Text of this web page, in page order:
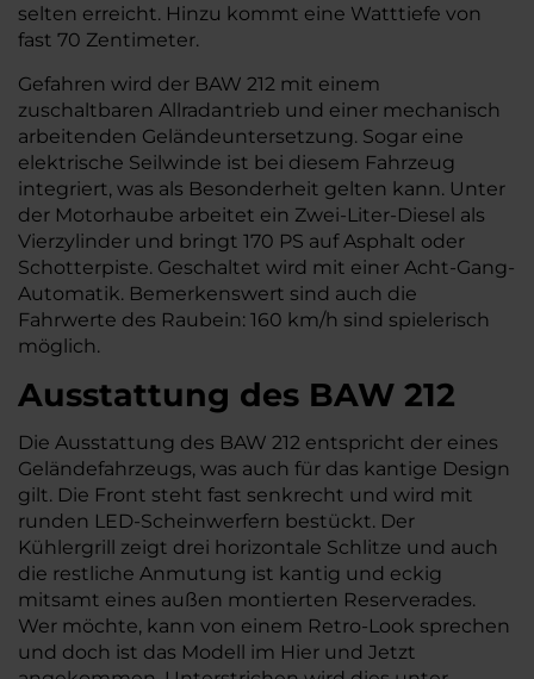
selten erreicht. Hinzu kommt eine Watttiefe von
fast 70 Zentimeter.
Gefahren wird der BAW 212 mit einem
zuschaltbaren Allradantrieb und einer mechanisch
arbeitenden Geländeuntersetzung. Sogar eine
elektrische Seilwinde ist bei diesem Fahrzeug
integriert, was als Besonderheit gelten kann. Unter
der Motorhaube arbeitet ein Zwei-Liter-Diesel als
Vierzylinder und bringt 170 PS auf Asphalt oder
Schotterpiste. Geschaltet wird mit einer Acht-Gang-
Automatik. Bemerkenswert sind auch die
Fahrwerte des Raubein: 160 km/h sind spielerisch
möglich.
Ausstattung des BAW 212
Die Ausstattung des BAW 212 entspricht der eines
Geländefahrzeugs, was auch für das kantige Design
gilt. Die Front steht fast senkrecht und wird mit
runden LED-Scheinwerfern bestückt. Der
Kühlergrill zeigt drei horizontale Schlitze und auch
die restliche Anmutung ist kantig und eckig
mitsamt eines außen montierten Reserverades.
Wer möchte, kann von einem Retro-Look sprechen
und doch ist das Modell im Hier und Jetzt